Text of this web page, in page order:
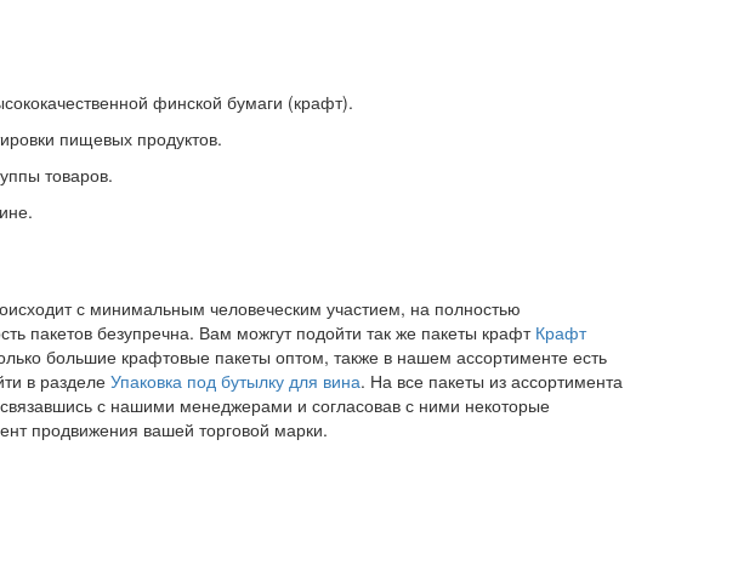
финской бумаги (крафт).
пищевых продуктов.
товаров.
с минимальным человеческим участием, на полностью
пакетов безупречна. Вам можгут подойти так же пакеты крафт Крафт
большие крафтовые пакеты оптом, также в нашем ассортименте есть
в разделе Упаковка под бутылку для вина. На все пакеты из ассортимента
с нашими менеджерами и согласовав с ними некоторые
продвижения вашей торговой марки.